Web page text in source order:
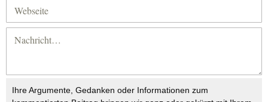
Ihre Argumente, Gedanken oder Informationen zum